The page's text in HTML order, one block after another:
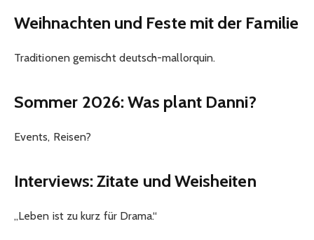
Weihnachten und Feste mit der Familie
Traditionen gemischt deutsch-mallorquin.
Sommer 2026: Was plant Danni?
Events, Reisen?
Interviews: Zitate und Weisheiten
„Leben ist zu kurz für Drama.“